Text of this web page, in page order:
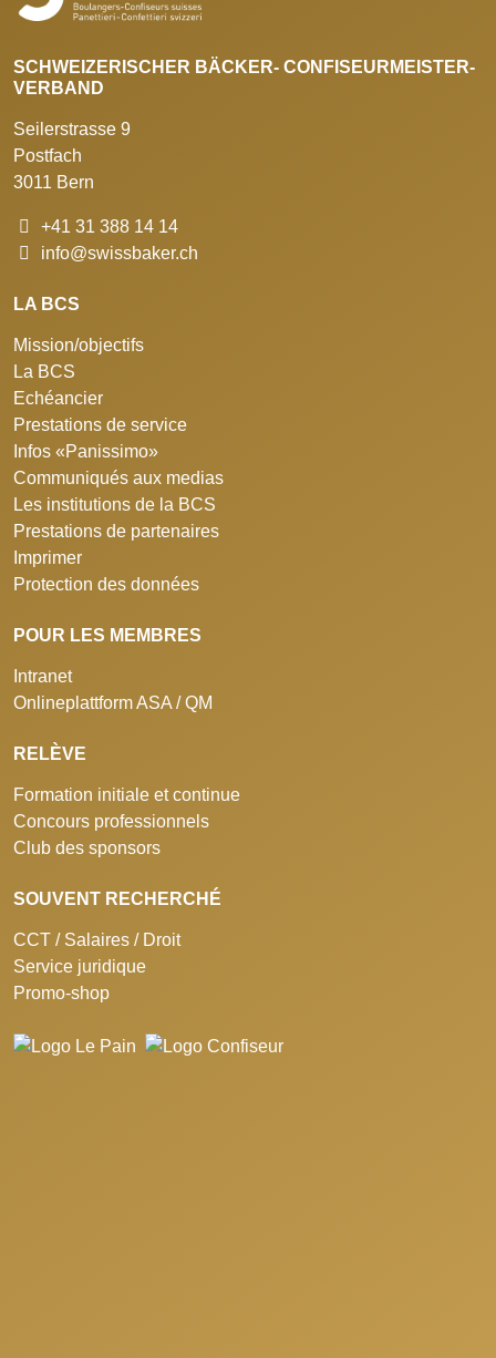
SCHWEIZERISCHER BÄCKER- CONFISEURMEISTER-
VERBAND
Seilerstrasse 9
Postfach
3011 Bern
+41 31 388 14 14
info@swissbaker.ch
LA BCS
Mission/objectifs
La BCS
Echéancier
Prestations de service
Infos «Panissimo»
Communiqués aux medias
Les institutions de la BCS
Prestations de partenaires
Imprimer
Protection des données
POUR LES MEMBRES
Intranet
Onlineplattform ASA / QM
RELÈVE
Formation initiale et continue
Concours professionnels
Club des sponsors
SOUVENT RECHERCHÉ
CCT / Salaires / Droit
Service juridique
Promo-shop